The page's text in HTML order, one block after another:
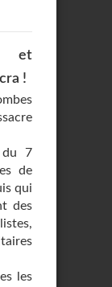
et
!
du 7
de
qui
des
les